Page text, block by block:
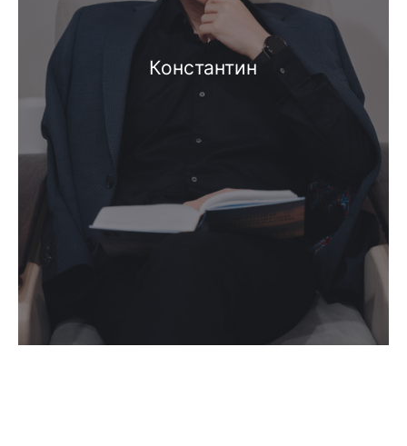
Константин